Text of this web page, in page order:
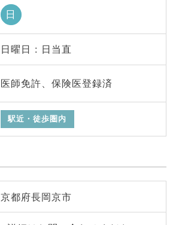
日
日曜日 : 日当直
医師免許、保険医登録済
駅近・徒歩圏内
京都府長岡京市